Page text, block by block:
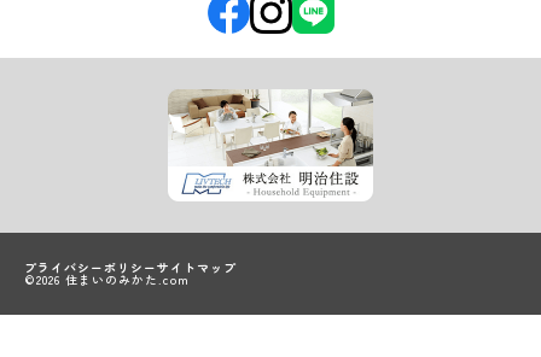
プライバシーポリシーサイトマップ
©2026 住まいのみかた.com